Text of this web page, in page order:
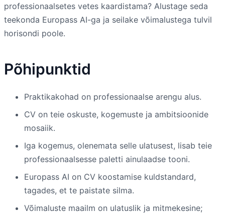
professionaalsetes vetes kaardistama? Alustage seda
teekonda Europass AI-ga ja seilake võimalustega tulvil
horisondi poole.
Põhipunktid
Praktikakohad on professionaalse arengu alus.
CV on teie oskuste, kogemuste ja ambitsioonide
mosaiik.
Iga kogemus, olenemata selle ulatusest, lisab teie
professionaalsesse paletti ainulaadse tooni.
Europass AI on CV koostamise kuldstandard,
tagades, et te paistate silma.
Võimaluste maailm on ulatuslik ja mitmekesine;